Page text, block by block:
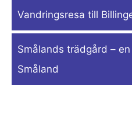
Vandringsresa till
Smålands trädgård –
Småland